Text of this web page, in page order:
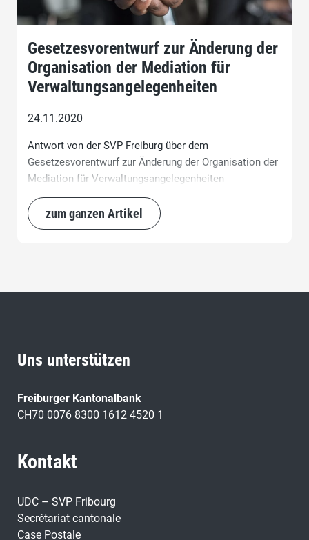
Gesetzesvorentwurf zur Änderung der
Organisation der Mediation für
Verwaltungsangelegenheiten
24.11.2020
Antwort von der SVP Freiburg über dem
Gesetzesvorentwurf zur Änderung der Organisation der
Mediation für Verwaltungsangelegenheiten
zum ganzen Artikel
Uns unterstützen
Freiburger Kantonalbank
CH70 0076 8300 1612 4520 1
Kontakt
UDC – SVP Fribourg
Secrétariat cantonale
Case Postale